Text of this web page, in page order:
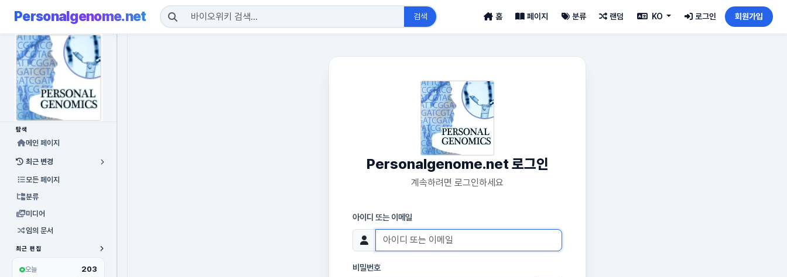
Personalgenome.net 검색 홈 페이지 분류 랜덤 KO 로그인 회원가입
탐색
메인 페이지
최근 변경
모든 페이지
분류
미디어
임의 문서
최근 편집
오늘 203
Personalgenome.net 로그인
계속하려면 로그인하세요
아이디 또는 이메일
비밀번호